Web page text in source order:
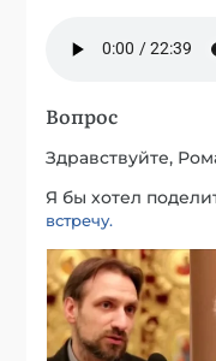
Вопрос
Здравствуйте,
Я бы хотел
встречу.